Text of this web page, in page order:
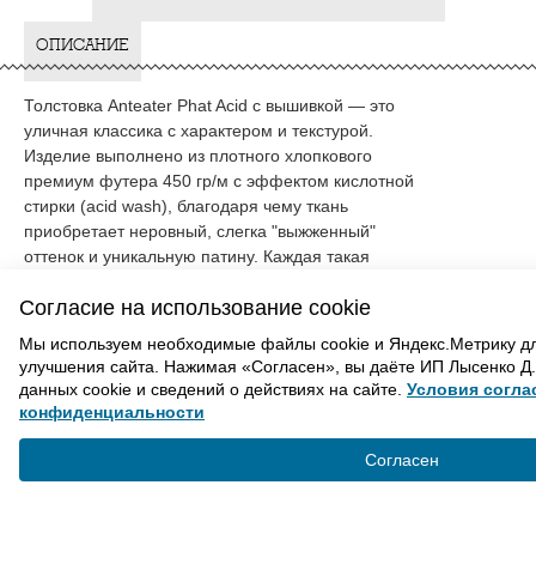
ОПИСАНИЕ
Толстовка Anteater Phat Acid с вышивкой — это
уличная классика с характером и текстурой.
Изделие выполнено из плотного хлопкового
премиум футера 450 гр/м с эффектом кислотной
стирки (acid wash), благодаря чему ткань
приобретает неровный, слегка "выжженный"
оттенок и уникальную патину. Каждая такая
настоящему индивидуальную вещь с винтажным
капюшон, широкие рукава и мягкие манжеты
делают модель удобной для повседневного
ношения. На груди — вышитый объёмный логотип
ВАМ ТАКЖЕ МОЖЕТ ПОНРАВИТЬСЯ
Согласие на использование cookie
Мы используем необходимые файлы cookie и Яндекс.Метрику
улучшения сайта. Нажимая «Согласен», вы даёте ИП Лысенко
данных cookie и сведений о действиях на сайте. Условия
конфиденциальности
Согласен